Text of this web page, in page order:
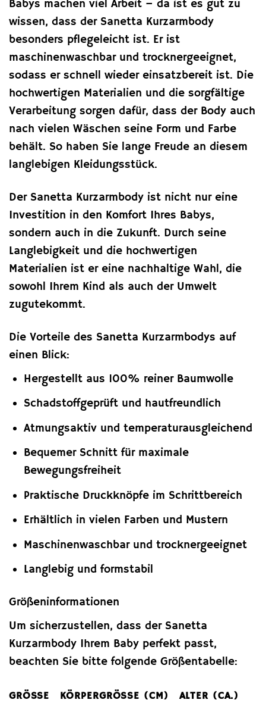
Babys machen viel Arbeit – da ist es gut zu
wissen, dass der Sanetta Kurzarmbody
besonders pflegeleicht ist. Er ist
maschinenwaschbar und trocknergeeignet,
sodass er schnell wieder einsatzbereit ist. Die
hochwertigen Materialien und die sorgfältige
Verarbeitung sorgen dafür, dass der Body auch
nach vielen Wäschen seine Form und Farbe
behält. So haben Sie lange Freude an diesem
langlebigen Kleidungsstück.
Der Sanetta Kurzarmbody ist nicht nur eine
Investition in den Komfort Ihres Babys,
sondern auch in die Zukunft. Durch seine
Langlebigkeit und die hochwertigen
Materialien ist er eine nachhaltige Wahl, die
sowohl Ihrem Kind als auch der Umwelt
zugutekommt.
Die Vorteile des Sanetta Kurzarmbodys auf
einen Blick:
Hergestellt aus 100% reiner Baumwolle
Schadstoffgeprüft und hautfreundlich
Atmungsaktiv und temperaturausgleichend
Bequemer Schnitt für maximale
Bewegungsfreiheit
Praktische Druckknöpfe im Schrittbereich
Erhältlich in vielen Farben und Mustern
Maschinenwaschbar und trocknergeeignet
Langlebig und formstabil
Größeninformationen
Um sicherzustellen, dass der Sanetta
Kurzarmbody Ihrem Baby perfekt passt,
beachten Sie bitte folgende Größentabelle:
GRÖSSE KÖRPERGRÖSSE (CM)
ALTER (CA.)